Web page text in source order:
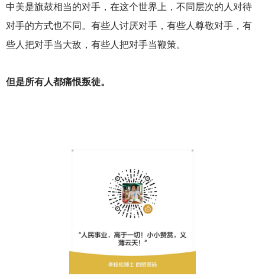
中美是旗鼓相当的对手，在这个世界上，不同层次的人对待
对手的方式也不同。有些人讨厌对手，有些人尊敬对手，有
些人把对手当大敌，有些人把对手当鞭策。
但是所有人都痛恨叛徒。